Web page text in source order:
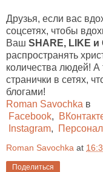
Друзья, если вас
соцсетях, чтобы
Ваш SHARE, LIKE и
распространять
количества людей!
странички в сетях,
блогами!
Roman Savochka в
Facebook,
Instagram,
Roman Savochka at
Поделиться